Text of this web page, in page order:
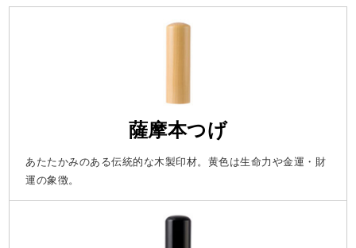
薩摩本つげ
あたたかみのある伝統的な木製印材。黄色は生命力や金運・財
運の象徴。